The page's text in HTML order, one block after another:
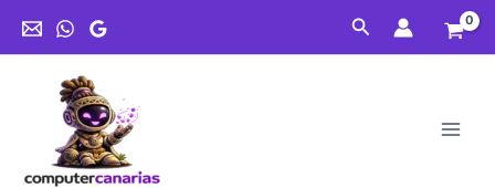
Buscar
Cian
para
Q6471A
cantidad